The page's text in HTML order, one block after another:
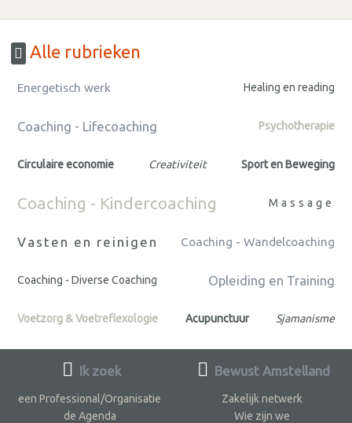
Alle rubrieken
Energetisch werk Healing en reading
Coaching - Lifecoaching Psychotherapie
Circulaire economie Creativiteit Sport en Beweging
Coaching - Kindercoaching Massage
Vasten en reinigen Coaching - Wandelcoaching
Coaching - Diverse Coaching Opleiding en Training
Voetzorg & Voetreflexologie Acupunctuur Sjamanisme
Ik zoek
een Professional/Organisatie
de Agenda
Bewust Amstelland
Zakelijk netwerk
Wie zijn we